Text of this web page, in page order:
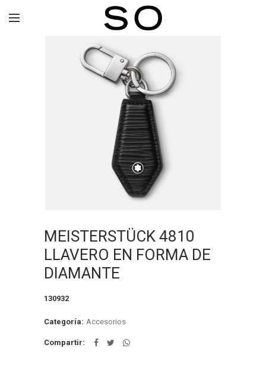
MEISTERSTÜCK 4810
LLAVERO EN FORMA DE
DIAMANTE
130932
Categoría: Accesorios
Compartir